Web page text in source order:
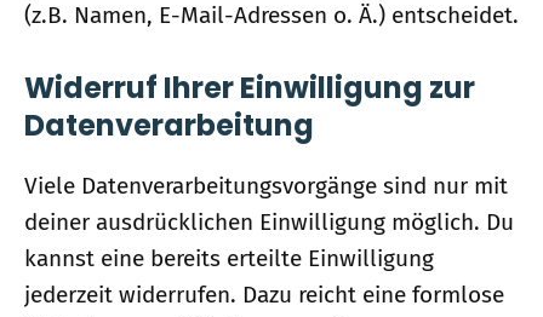
(z.B. Namen, E-Mail-Adressen o. Ä.) entscheidet.
Widerruf Ihrer Einwilligung zur
Datenverarbeitung
Viele Datenverarbeitungsvorgänge sind nur mit
deiner ausdrücklichen Einwilligung möglich. Du
kannst eine bereits erteilte Einwilligung
jederzeit widerrufen. Dazu reicht eine formlose